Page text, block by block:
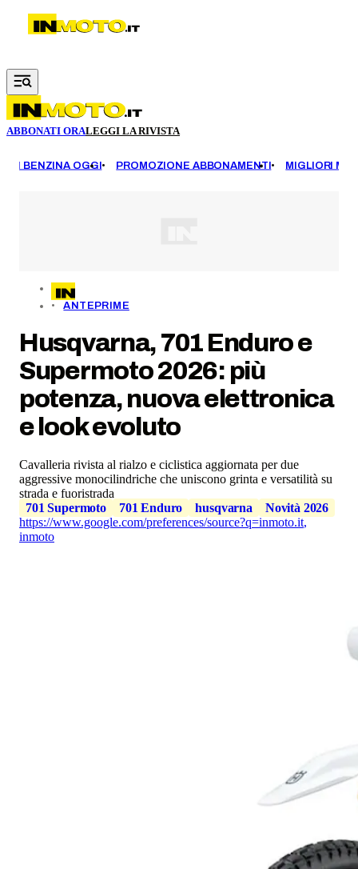
Vai al contenuto principale
ABBONATI ORALEGGI LA RIVISTA
BENZINA OGGI PROMOZIONE ABBONAMENTI MIGLIORI
ANTEPRIME
Husqvarna, 701 Enduro e
Supermoto 2026: più
potenza, nuova elettronica
e look evoluto
Cavalleria rivista al rialzo e ciclistica aggiornata per due
aggressive monocilindriche che uniscono grinta e versatilità su
strada e fuoristrada
701 Supermoto
701 Enduro husqvarna
Novità 2026
https://www.google.com/preferences/source?q=inmoto.it,
inmoto